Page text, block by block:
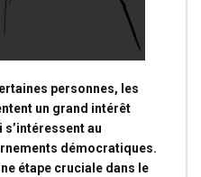
personnes, les
un grand intérêt
au
démocratiques.
étape cruciale dans le